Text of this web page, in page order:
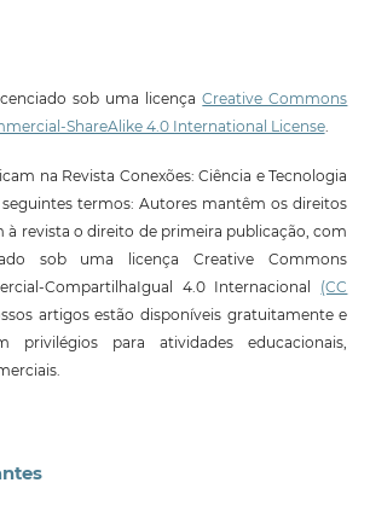
sob uma licençaCreative Commons
ShareAlike 4.0 International License.
na Revista Conexões: Ciência e Tecnologia
termos: Autores mantêm os direitos
à revista o direito de primeira publicação, com
sob uma licença Creative Commons
CompartilhaIgual 4.0 Internacional (CC
artigos estão disponíveis gratuitamente e
privilégios para atividades educacionais,